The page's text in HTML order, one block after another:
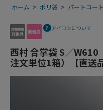
ホーム > ポリ袋 > パートコー
アイコンについて
西村 合掌袋 S／
注文単位1箱）【直送品